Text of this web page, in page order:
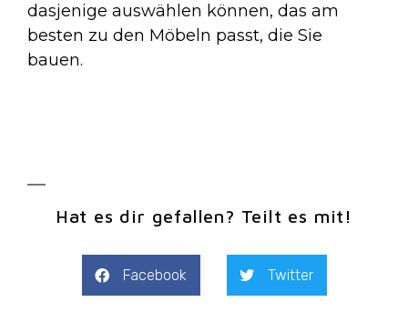
dasjenige auswählen können, das am
besten zu den Möbeln passt, die Sie
bauen.
Hat es dir gefallen? Teilt es mit!
Facebook Twitter